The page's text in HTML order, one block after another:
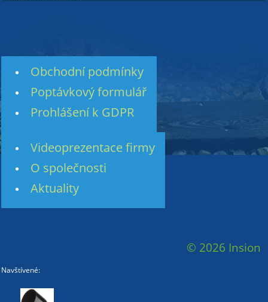
Obchodní podmínky
Poptávkový formulář
Prohlášení k GDPR
Videoprezentace firmy
O společnosti
Aktuality
© 2026 Insion
Navštívené: